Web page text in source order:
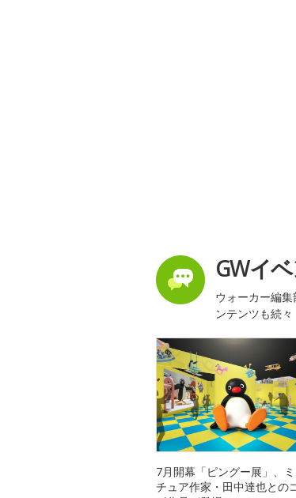
GWイ
ウォーカー編
ンテンツも続々
7月開幕「ピングー展」、
チュア作家・田中達也との